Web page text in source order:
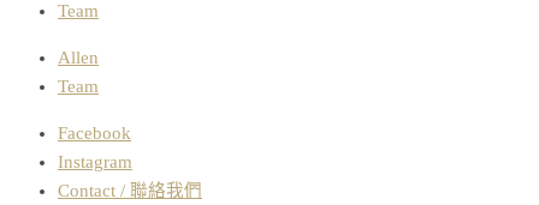
Team
Allen
Team
Facebook
Instagram
Contact / 聯絡我們